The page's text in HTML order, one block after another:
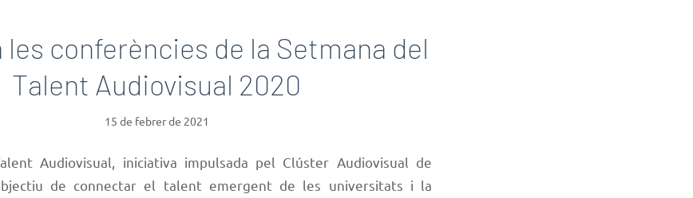
les conferències de la Setmana del
Talent Audiovisual 2020
15 de febrer de 2021
Audiovisual, iniciativa impulsada pel Clúster Audiovisual de
de connectar el talent emergent de les universitats i la